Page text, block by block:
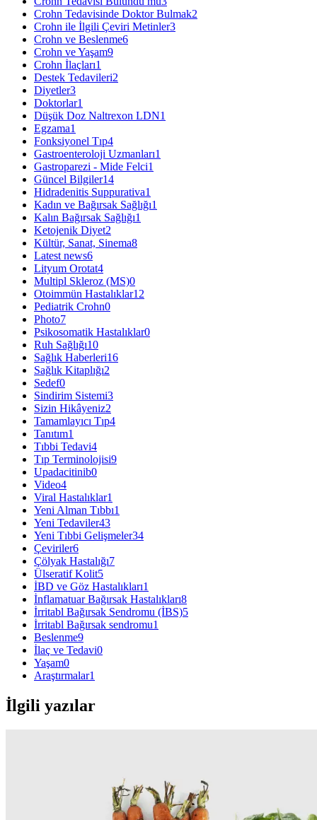
Crohn Tedavisinde Doktor Bulmak2
Crohn ile İlgili Çeviri Metinler3
Crohn ve Beslenme6
Crohn ve Yaşam9
Crohn İlaçları1
Destek Tedavileri2
Diyetler3
Doktorlar1
Düşük Doz Naltrexon LDN1
Egzama1
Fonksiyonel Tıp4
Gastroenteroloji Uzmanları1
Gastroparezi - Mide Felci1
Güncel Bilgiler14
Hidradenitis Suppurativa1
Kadın ve Bağırsak Sağlığı1
Kalın Bağırsak Sağlığı1
Ketojenik Diyet2
Kültür, Sanat, Sinema8
Latest news6
Lityum Orotat4
Multipl Skleroz (MS)0
Otoimmün Hastalıklar12
Pediatrik Crohn0
Photo7
Psikosomatik Hastalıklar0
Ruh Sağlığı10
Sağlık Haberleri16
Sağlık Kitaplığı2
Sedef0
Sindirim Sistemi3
Sizin Hikâyeniz2
Tamamlayıcı Tıp4
Tanıtım1
Tıbbi Tedavi4
Tıp Terminolojisi9
Upadacitinib0
Video4
Viral Hastalıklar1
Yeni Alman Tıbbı1
Yeni Tedaviler43
Yeni Tıbbi Gelişmeler34
Çeviriler6
Çölyak Hastalığı7
Ülseratif Kolit5
İBD ve Göz Hastalıkları1
İnflamatuar Bağırsak Hastalıkları8
İrritabl Bağırsak Sendromu (İBS)5
İrritabl Bağırsak sendromu1
Beslenme9
İlaç ve Tedavi0
Yaşam0
Araştırmalar1
İlgili yazılar